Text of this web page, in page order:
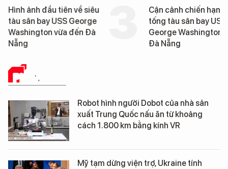
Hình ảnh đầu tiên về siêu
tàu sân bay USS George
Washington vừa đến Đà
Nẵng
Cận cảnh chiến hạm
tống tàu sân bay USS
George Washington
Đà Nẵng
PHÂN TÍCH
Robot hình người Dobot của nhà sản
xuất Trung Quốc nấu ăn từ khoảng
cách 1.800 km bằng kính VR
Mỹ tạm dừng viện trợ, Ukraine tính